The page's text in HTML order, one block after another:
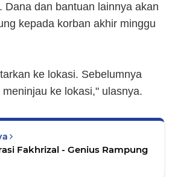
Dana dan bantuan lainnya akan
kepada korban akhir minggu
ke lokasi. Sebelumnya
ke lokasi," ulasnya.
Fakhrizal - Genius Rampung